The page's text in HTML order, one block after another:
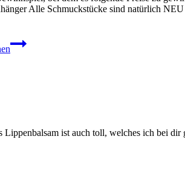
Alle Schmuckstücke sind natürlich
ist auch toll, welches ich bei